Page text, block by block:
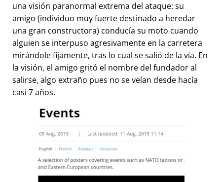
una visión paranormal extrema del ataque: su
amigo (individuo muy fuerte destinado a heredar
una gran constructora) conducía su moto cuando
alguien se interpuso agresivamente en la carretera
mirándole fijamente, tras lo cual se salió de la vía. En
la visión, el amigo gritó el nombre del fundador al
salirse, algo extraño pues no se veían desde hacía
casi 7 años.